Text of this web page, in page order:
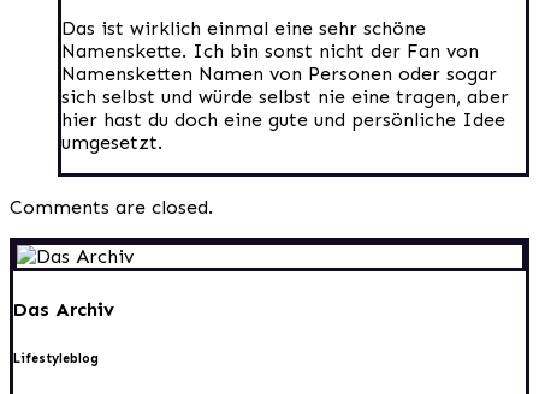
Das ist wirklich einmal eine sehr schöne
Namenskette. Ich bin sonst nicht der Fan von
Namensketten Namen von Personen oder sogar
sich selbst und würde selbst nie eine tragen, aber
hier hast du doch eine gute und persönliche Idee
umgesetzt.
Comments are closed.
Das Archiv
Lifestyleblog